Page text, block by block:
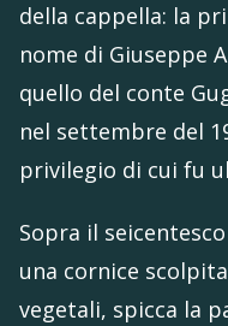
della cappella: la
nome di Giuseppe
quello del conte
nel settembre del
privilegio di cui fu
Sopra il
una cornice
vegetali, spicca la